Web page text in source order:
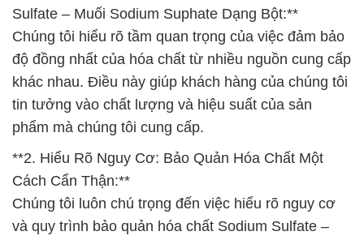
Sulfate – Muối Sodium Suphate Dạng Bột:**
Chúng tôi hiểu rõ tầm quan trọng của việc đảm bảo
độ đồng nhất của hóa chất từ nhiều nguồn cung cấp
khác nhau. Điều này giúp khách hàng của chúng tôi
tin tưởng vào chất lượng và hiệu suất của sản
phẩm mà chúng tôi cung cấp.
**2. Hiểu Rõ Nguy Cơ: Bảo Quản Hóa Chất Một
Cách Cẩn Thận:**
Chúng tôi luôn chú trọng đến việc hiểu rõ nguy cơ
và quy trình bảo quản hóa chất Sodium Sulfate –